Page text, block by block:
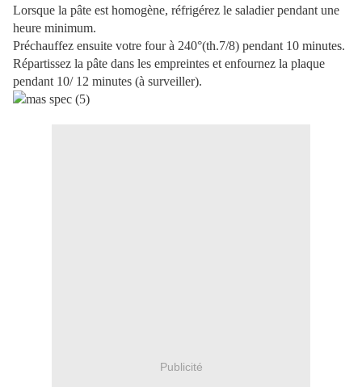
Lorsque la pâte est homogène, réfrigérez le saladier pendant une
heure minimum.
Préchauffez ensuite votre four à 240°(th.7/8) pendant 10 minutes.
Répartissez la pâte dans les empreintes et enfournez la plaque
pendant 10/ 12 minutes (à surveiller).
Publicité